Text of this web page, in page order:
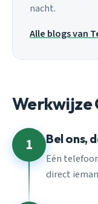
nacht.
Alle blogs van
Werkwijze
1 Bel ons,
Eén
direct